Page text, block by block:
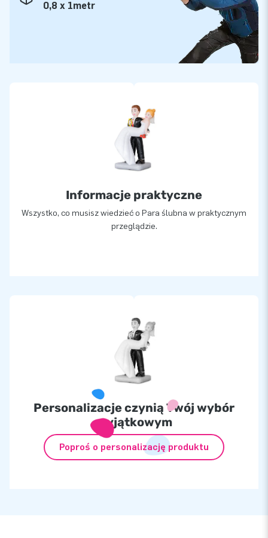
0,8 x 1metr
Informacje praktyczne
Wszystko, co musisz wiedzieć o Para ślubna w praktycznym
przeglądzie.
Personalizacje czynią Twój wybór
wyjątkowym
Poproś o personalizację produktu